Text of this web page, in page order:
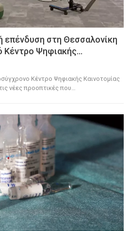
επένδυση στη Θεσσαλονίκη
Κέντρο Ψηφιακής…
Κέντρο Ψηφιακής Καινοτομίας
νέες προοπτικές που…